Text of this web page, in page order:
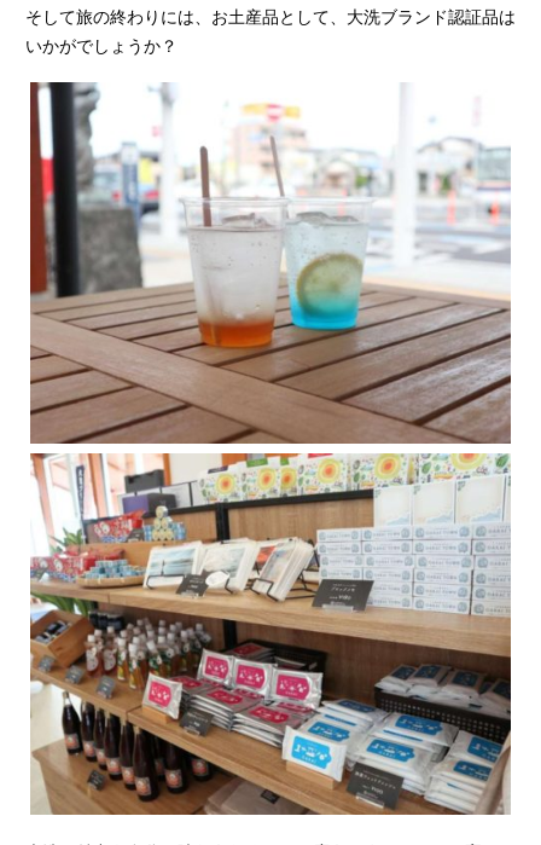
そして旅の終わりには、お土産品として、大洗ブランド認証品は
いかがでしょうか？